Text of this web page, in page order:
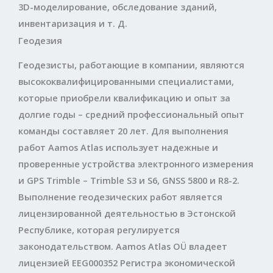
3D-моделирование, обследование зданий,
инвентаризация и т. Д.
Геодезия
Геодезисты, работающие в компании, являются
высококвалифицированными специалистами,
которые приобрели квалификацию и опыт за
долгие годы – средний профессиональный опыт
команды составляет 20 лет. Для выполнения
работ Aamos Atlas использует надежные и
проверенные устройства электронного измерения
и GPS Trimble – Trimble S3 и S6, GNSS 5800 и R8-2.
Выполнение геодезических работ является
лицензированной деятельностью в Эстонской
Республике, которая регулируется
законодательством. Aamos Atlas OÜ владеет
лицензией EEG000352 Регистра экономической